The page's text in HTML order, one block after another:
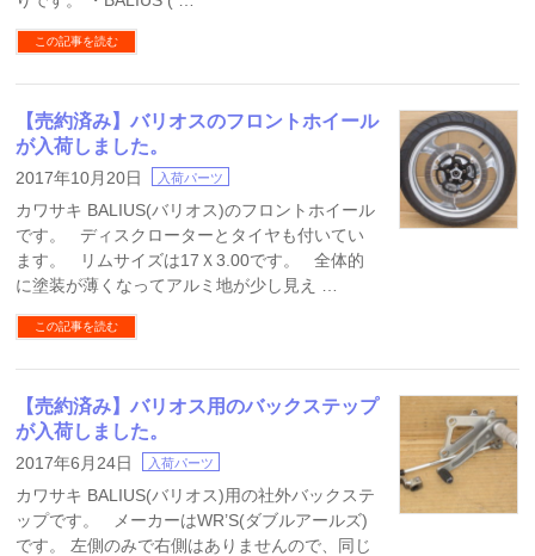
この記事を読む
【売約済み】バリオスのフロントホイール
が入荷しました。
2017年10月20日 入荷パーツ
カワサキ BALIUS(バリオス)のフロントホイール
です。 ディスクローターとタイヤも付いてい
ます。 リムサイズは17Ｘ3.00です。 全体的
に塗装が薄くなってアルミ地が少し見え …
この記事を読む
【売約済み】バリオス用のバックステップ
が入荷しました。
2017年6月24日 入荷パーツ
カワサキ BALIUS(バリオス)用の社外バックステ
ップです。 メーカーはWR’S(ダブルアールズ)
です。 左側のみで右側はありませんので、同じ